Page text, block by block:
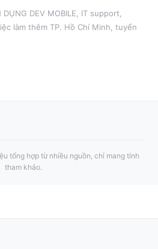
DỤNG DEV MOBILE
IT support,
làm thêm TP. Hồ Chí Minh , tuyển
tổng hợp từ nhiều nguồn, chỉ mang tính
tham khảo.